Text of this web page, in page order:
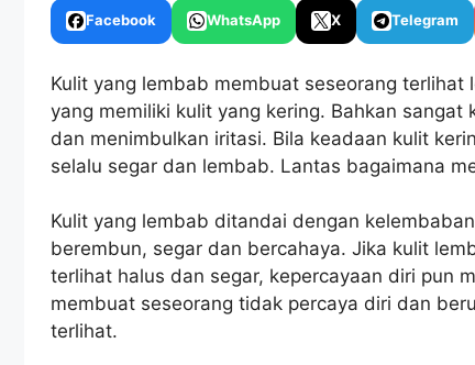
Facebook WhatsApp X Telegram
Kulit yang lembab membuat seseorang
yang memiliki kulit yang kering. Bahkan
dan menimbulkan iritasi. Bila keadaan kulit
selalu segar dan lembab. Lantas bagaimana
Kulit yang lembab ditandai dengan
berembun, segar dan bercahaya. Jika kulit
terlihat halus dan segar, kepercayaan diri pun
membuat seseorang tidak percaya diri dan
terlihat.